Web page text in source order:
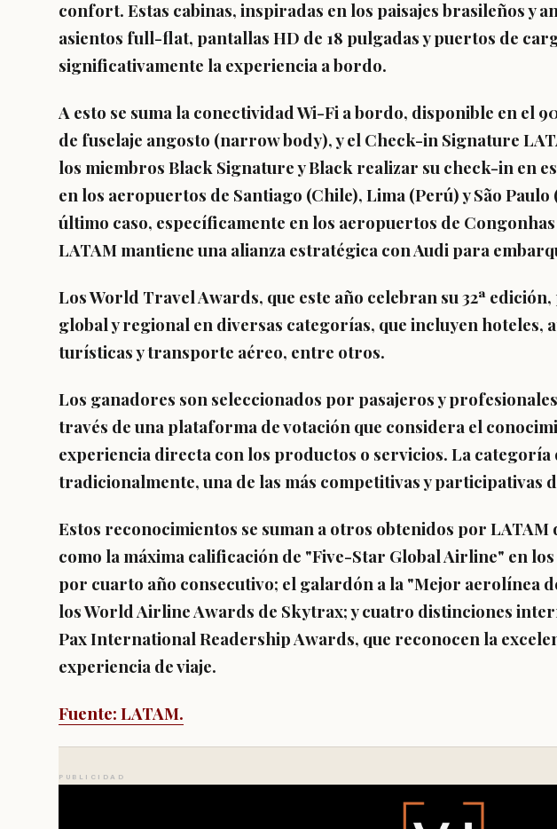
confort. Estas cabinas, inspiradas en los paisajes brasileños y
asientos full-flat, pantallas HD de 18 pulgadas y puertos de
significativamente la experiencia a bordo.
A esto se suma la conectividad Wi-Fi a bordo, disponible en el
de fuselaje angosto (narrow body), y el Check-in Signature
los miembros Black Signature y Black realizar su check-in en
en los aeropuertos de Santiago (Chile), Lima (Perú) y São Paulo
último caso, específicamente en los aeropuertos de
LATAM mantiene una alianza estratégica con Audi para
Los World Travel Awards, que este año celebran su 32ª
global y regional en diversas categorías, que incluyen hoteles,
turísticas y transporte aéreo, entre otros.
Los ganadores son seleccionados por pasajeros y
través de una plataforma de votación que considera el
experiencia directa con los productos o servicios. La categoría
tradicionalmente, una de las más competitivas y participativas
Estos reconocimientos se suman a otros obtenidos por LATAM
como la máxima calificación de "Five-Star Global Airline" en
por cuarto año consecutivo; el galardón a la "Mejor aerolínea
los World Airline Awards de Skytrax; y cuatro distinciones
Pax International Readership Awards, que reconocen la
experiencia de viaje.
Fuente: LATAM.
PUBLICIDAD